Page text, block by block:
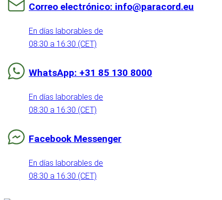
Correo electrónico: info@paracord.eu
En días laborables de
08:30 a 16:30 (CET)
WhatsApp: +31 85 130 8000
En días laborables de
08:30 a 16:30 (CET)
Facebook Messenger
En días laborables de
08:30 a 16:30 (CET)